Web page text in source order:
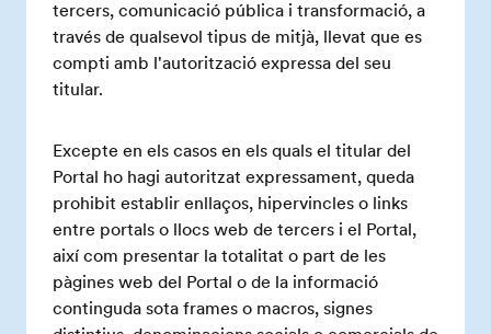
tercers, comunicació pública i transformació, a
través de qualsevol tipus de mitjà, llevat que es
compti amb l'autorització expressa del seu
titular.
Excepte en els casos en els quals el titular del
Portal ho hagi autoritzat expressament, queda
prohibit establir enllaços, hipervincles o links
entre portals o llocs web de tercers i el Portal,
així com presentar la totalitat o part de les
pàgines web del Portal o de la informació
continguda sota frames o macros, signes